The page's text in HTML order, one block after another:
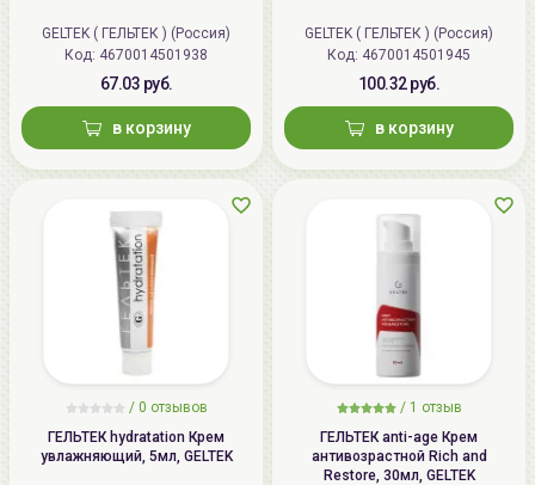
GELTEK ( ГЕЛЬТЕК ) (Россия)
Код: 4670014501938
67.03 руб.
в корзину
GELTEK ( ГЕЛЬТЕК ) (Россия)
Код: 4670014501945
100.32 руб.
в корзину
/ 0 отзывов
ГЕЛЬТЕК hydratation Крем
увлажняющий, 5мл, GELTEK
/ 1 отзыв
ГЕЛЬТЕК anti-age Крем
антивозрастной Rich and
Restore, 30мл, GELTEK